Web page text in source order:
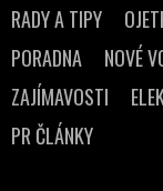
RADY A TIPY
PORADNA
NOVÉ
ZAJÍMAVOSTI
PR ČLÁNKY